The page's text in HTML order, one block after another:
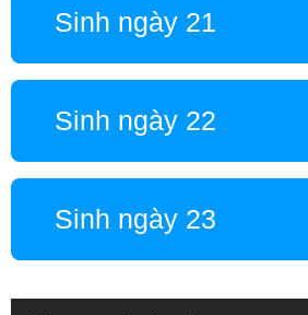
Sinh ngày 21
Sinh ngày 22
Sinh ngày 23